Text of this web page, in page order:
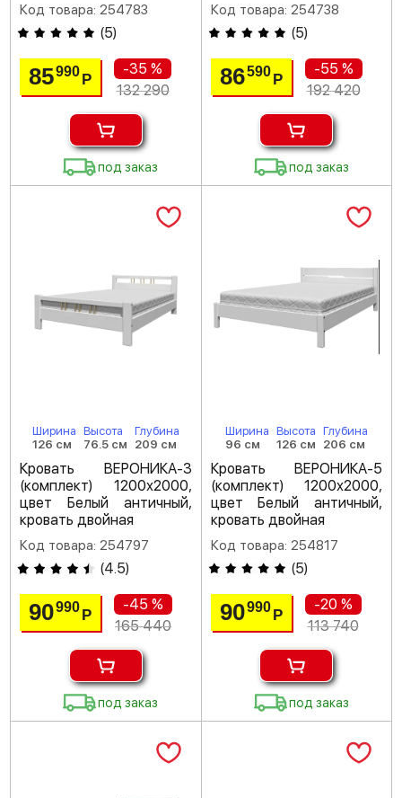
Код товара: 254783
(5)
85990Р
-35 %
132 290
под заказ
Код товара: 254738
(5)
86590 Р
-55 %
192 420
под заказ
Ширина
126 см
Высота
76.5 см
Глубина
209 см
Кровать ВЕРОНИКА-3
(комплект) 1200х2000,
цвет Белый античный,
кровать двойная
Код товара: 254797
(4.5)
90990Р
-45 %
165 440
под заказ
Ширина
96 см
Высота
126 см
Глубина
206 см
Кровать ВЕРОНИКА-5
(комплект) 1200х2000,
цвет Белый античный,
кровать двойная
Код товара: 254817
(5)
90990 Р
-20 %
113 740
под заказ